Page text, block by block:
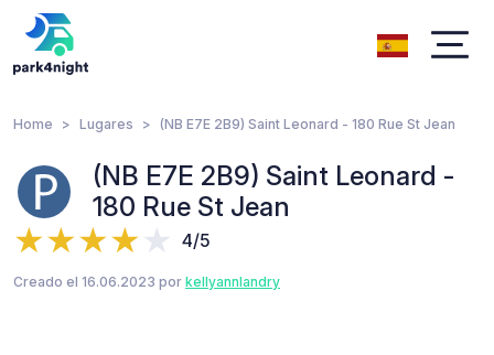
Home Lugares (NB E7E 2B9) Saint Leonard - 180 Rue St Jean
(NB E7E 2B9) Saint Leonard -
180 Rue St Jean
4/5
Creado el 16.06.2023 por kellyannlandry